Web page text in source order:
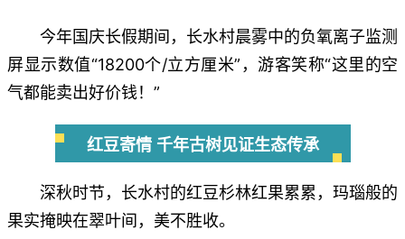
今年国庆长假期间，长水村晨雾中的负氧离子监测
屏显示数值“18200个/立方厘米”，游客笑称“这里的空
气都能卖出好价钱！”
红豆寄情 千年古树见证生态传承
深秋时节，长水村的红豆杉林红果累累，玛瑙般的
果实掩映在翠叶间，美不胜收。